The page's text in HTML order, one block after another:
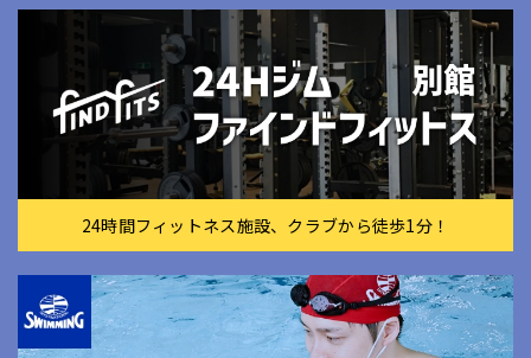
24時間フィットネス施設、クラブから徒歩1分！